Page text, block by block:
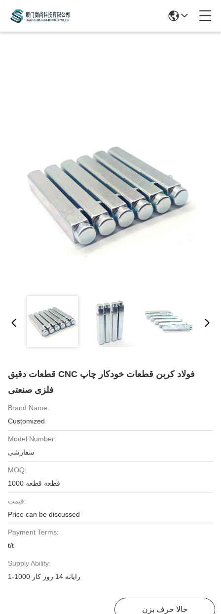
قطعات دقیق CNC فولاد کربن قطعات خودکار چاپ
فلزی صنعتی
Brand Name:
Customized
Model Number:
سفارشی
MOQ:
1000 قطعه قطعه
قیمت:
Price can be discussed
Payment Terms:
t/t
Supply Ability:
1-1000 رایانه 14 روز کار
حالا حرف بزن